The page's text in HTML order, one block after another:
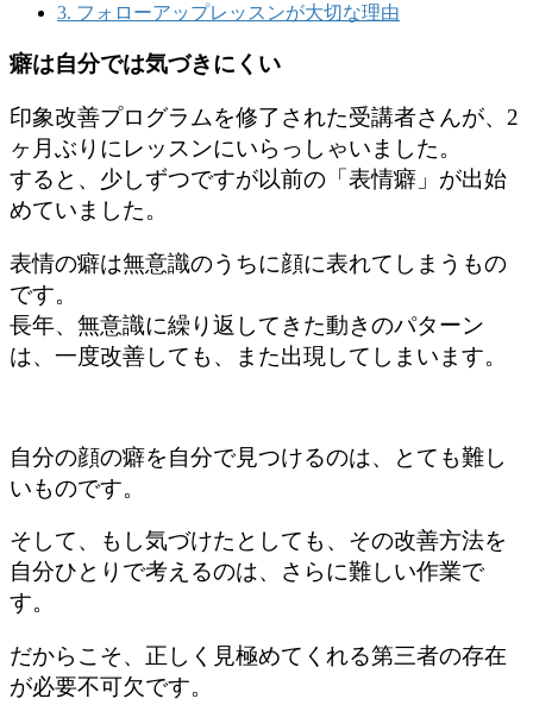
3. フォローアップレッスンが大切な理由
癖は自分では気づきにくい
印象改善プログラムを修了された受講者さんが、2
ヶ月ぶりにレッスンにいらっしゃいました。
すると、少しずつですが以前の「表情癖」が出始
めていました。
表情の癖は無意識のうちに顔に表れてしまうもの
です。
長年、無意識に繰り返してきた動きのパターン
は、一度改善しても、また出現してしまいます。
自分の顔の癖を自分で見つけるのは、とても難し
いものです。
そして、もし気づけたとしても、その改善方法を
自分ひとりで考えるのは、さらに難しい作業で
す。
だからこそ、正しく見極めてくれる第三者の存在
が必要不可欠です。